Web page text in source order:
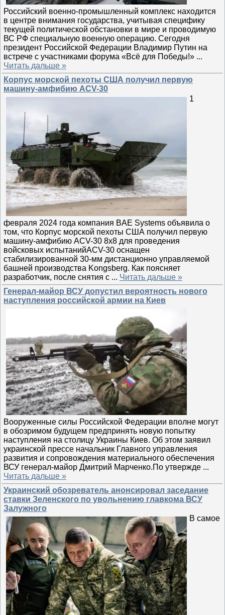
Российский военно-промышленный комплекс находится
в центре внимания государства, учитывая специфику
текущей политической обстановки в мире и проводимую
ВС РФ специальную военную операцию. Сегодня
президент Российской Федерации Владимир Путин на
встрече с участниками форума «Всё для Победы!» ...
Читать дальше »
Корпус морской пехоты США получил первую
машину-амфибию ACV-30
1
февраля 2024 года компания BAE Systems объявила о
том, что Корпус морской пехоты США получил первую
машину-амфибию ACV-30 8x8 для проведения
войсковых испытанийACV-30 оснащен
стабилизированной 30-мм дистанционно управляемой
башней производства Kongsberg. Как поясняет
разработчик, после снятия с ... Читать дальше »
Генерал-майор ВСУ допустил вероятность нового
наступления российской армии на Киев
Вооруженные силы Российской Федерации вполне могут
в обозримом будущем предпринять новую попытку
наступления на столицу Украины Киев. Об этом заявил
украинской прессе начальник Главного управления
развития и сопровождения материального обеспечения
ВСУ генерал-майор Дмитрий Марченко.По утвержде ...
Читать дальше »
Украинский обозреватель анонсировал заседание
ставки Зеленского по увольнению главкома ВСУ
Залужного
В самое